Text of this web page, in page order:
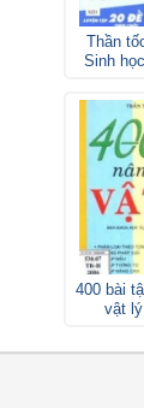
Thần
Sinh
400 bài
vật